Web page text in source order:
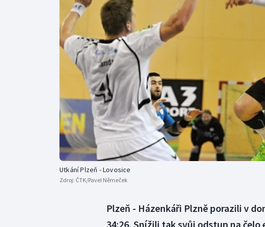
Curling
Dostihy
Futsal
Golf
Gymnastika
Utkání Plzeň - Lovosice
Zdroj: ČTK/Pavel Němeček
Plzeň - Házenkáři Plzně porazili v
34:26. Snížili tak svůj odstup na